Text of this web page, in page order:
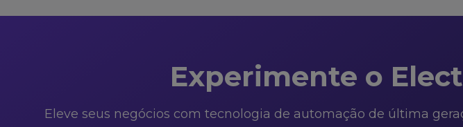
Experimente o
Eleve seus negócios com tecnologia de automação de última